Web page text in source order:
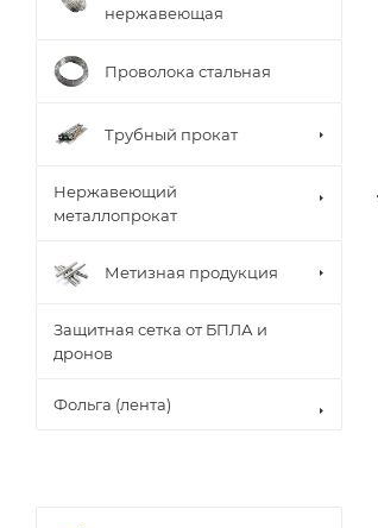
нержавеющая
Проволока стальная
Трубный прокат
Нержавеющий
металлопрокат
Метизная продукция
Защитная сетка от БПЛА и
дронов
Фольга (лента)